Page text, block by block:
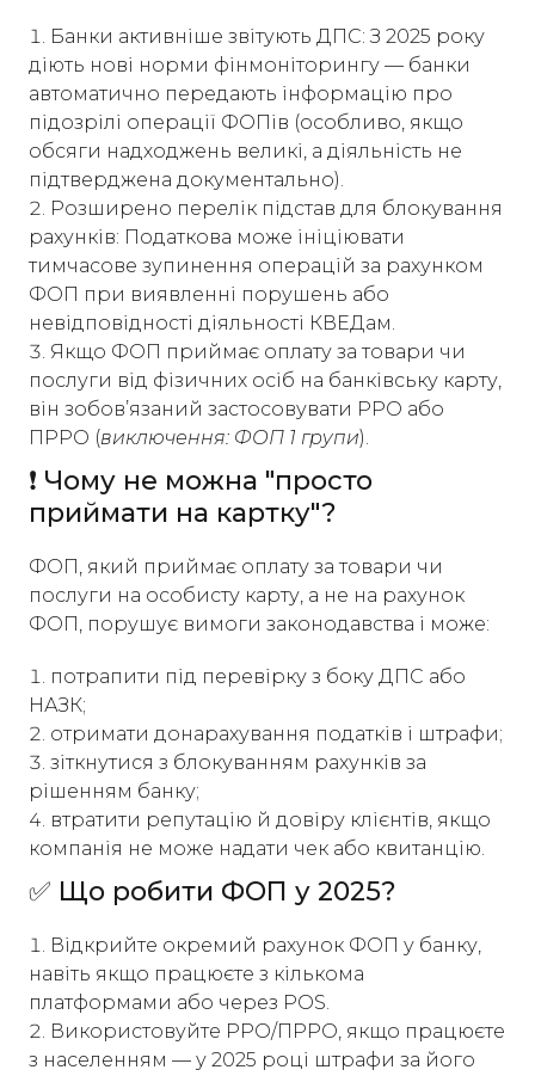
Банки активніше звітують ДПС: З 2025 року
діють нові норми фінмоніторингу — банки
автоматично передають інформацію про
підозрілі операції ФОПів (особливо, якщо
обсяги надходжень великі, а діяльність не
підтверджена документально).
Розширено перелік підстав для блокування
рахунків: Податкова може ініціювати
тимчасове зупинення операцій за рахунком
ФОП при виявленні порушень або
невідповідності діяльності КВЕДам.
Якщо ФОП приймає оплату за товари чи
послуги від фізичних осіб на банківську карту,
він зобов’язаний застосовувати РРО або
ПРРО (виключення: ФОП 1 групи).
❗ Чому не можна "просто
приймати на картку"?
ФОП, який приймає оплату за товари чи
послуги на особисту карту, а не на рахунок
ФОП, порушує вимоги законодавства і може:
потрапити під перевірку з боку ДПС або
НАЗК;
отримати донарахування податків і штрафи;
зіткнутися з блокуванням рахунків за
рішенням банку;
втратити репутацію й довіру клієнтів, якщо
компанія не може надати чек або квитанцію.
✅ Що робити ФОП у 2025?
Відкрийте окремий рахунок ФОП у банку,
навіть якщо працюєте з кількома
платформами або через POS.
Використовуйте РРО/ПРРО, якщо працюєте
з населенням — у 2025 році штрафи за його